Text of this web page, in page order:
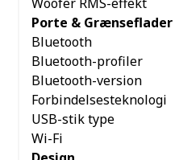
Porte & Grænseflader
Bluetooth
Bluetooth-profiler
Bluetooth-version
Forbindelsesteknologi
USB-stik type
Wi-Fi